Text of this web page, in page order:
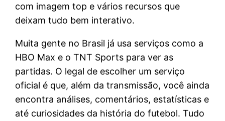
com imagem top e vários recursos que
deixam tudo bem interativo.
Muita gente no Brasil já usa serviços como a
HBO Max e o TNT Sports para ver as
partidas. O legal de escolher um serviço
oficial é que, além da transmissão, você ainda
encontra análises, comentários, estatísticas e
até curiosidades da história do futebol. Tudo